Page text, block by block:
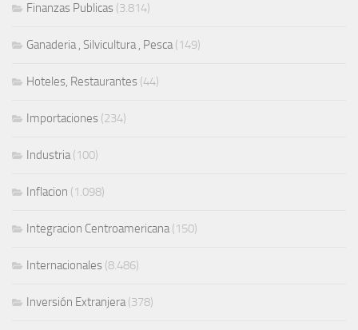
Finanzas Publicas (3.814)
Ganaderia , Silvicultura , Pesca(149)
Hoteles, Restaurantes (44)
Importaciones (234)
Industria(100)
Inflacion (1.098)
Integracion Centroamericana(150)
Internacionales (8.486)
Inversión Extranjera(378)